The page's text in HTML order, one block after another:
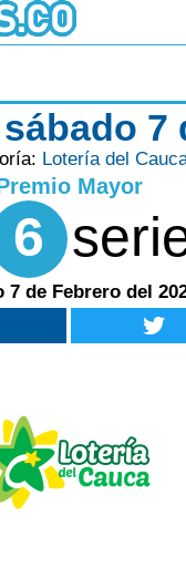
7
Lotería del
Mayor
6
7 de Febrero del